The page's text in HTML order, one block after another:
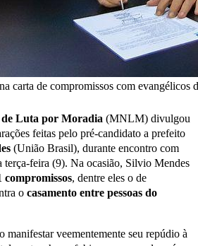
carta de compromissos com evangélicos
Luta por Moradia (MNLM) divulgou
feitas pelo pré-candidato a prefeito
(União Brasil), durante encontro com
terça-feira (9). Na ocasião, Silvio Mendes
compromissos, dentre eles o de
o casamento entre pessoas do
veementemente seu repúdio à